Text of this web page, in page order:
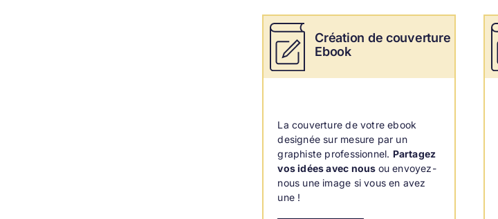
Création de couverture
Ebook
La couverture de votre ebook
designée sur mesure par un
graphiste professionnel. Partagez
vos idées avec nous ou envoyez-
nous une image si vous en avez
une !